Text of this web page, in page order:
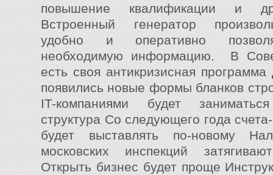
повышение квалификации и
Встроенный генератор
удобно и оперативно
необходимую информацию. В
есть своя антикризисная
появились новые формы бланков
IT-компаниями будет
структура Со следующего года
будет выставлять по-новому
московских инспекций
Открыть бизнес будет проще